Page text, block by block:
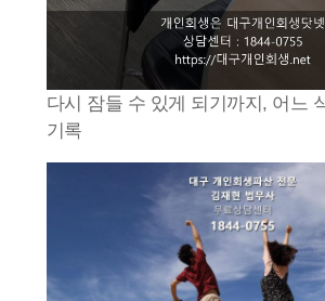
다시 잠들 수 있게 되기까지, 어느
기록